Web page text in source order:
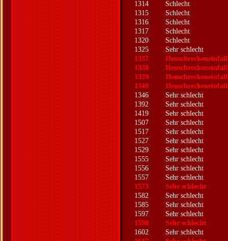
1314
Schlecht
1315
Schlecht
1316
Schlecht
1317
Schlecht
1320
Schlecht
1325
Sehr schlecht
1337
1338
1339
1340
1346
Sehr schlecht
1392
Sehr schlecht
1419
Sehr schlecht
1507
Sehr schlecht
1517
Sehr schlecht
1527
Sehr schlecht
1529
Sehr schlecht
1555
Sehr schlecht
1556
Sehr schlecht
1557
Sehr schlecht
1573
Sehr schlecht
1582
Sehr schlecht
1585
Sehr schlecht
1597
Sehr schlecht
1598
Sehr schlecht
1602
Sehr schlecht